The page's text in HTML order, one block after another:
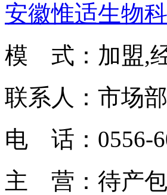
安徽惟适生物
模 式：加盟,
联系人：市场部
电 话：0556-
主 营：待产包